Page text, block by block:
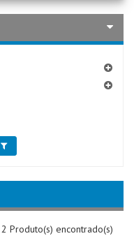
2 Produto(s) encontrado(s)